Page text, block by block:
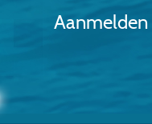
Aanmelden